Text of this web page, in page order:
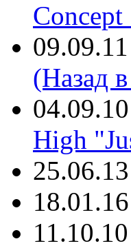
Concept
09.09.11
(Назад
04.09.10
High
25.06.13
18.01.16
11.10.10